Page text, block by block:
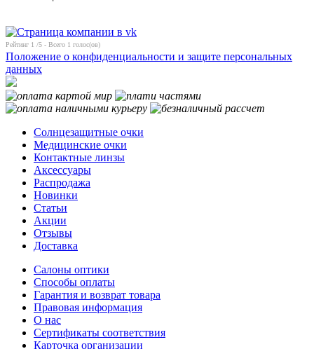
Рейтинг 1 /5 - Всего 1 голос(ов)
Положение о конфиденциальности и защите персональных
данных
Солнцезащитные очки
Медицинские очки
Контактные линзы
Аксессуары
Распродажа
Новинки
Статьи
Акции
Отзывы
Доставка
Салоны оптики
Способы оплаты
Гарантия и возврат товара
Правовая информация
О нас
Сертификаты соответствия
Карточка организации